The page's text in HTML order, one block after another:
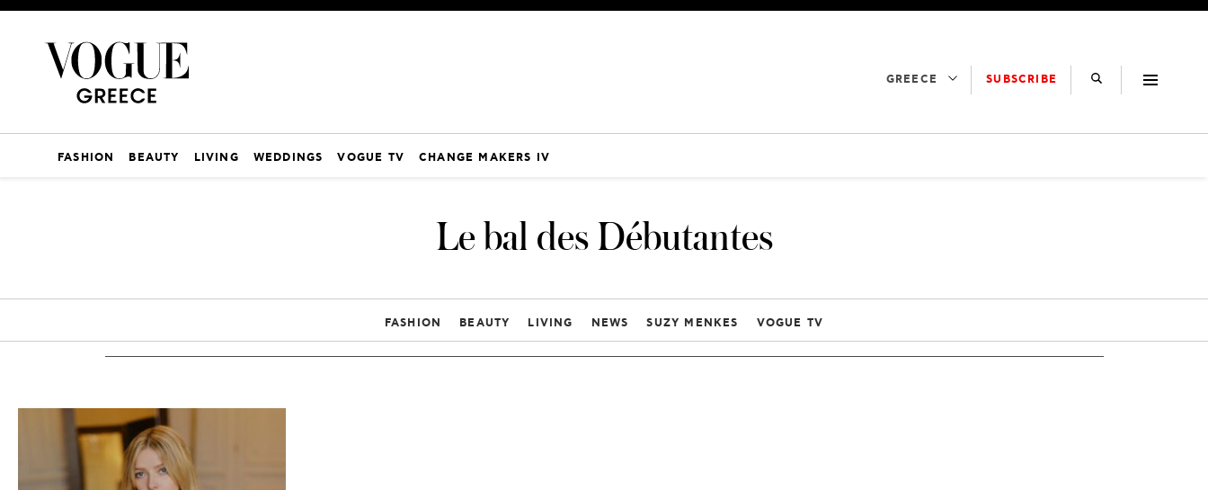
GREECE SUBSCRIBE
FASHION BEAUTY LIVING WEDDINGS VOGUE TV CHANGE MAKERS IV
Le bal des Débutantes
FASHION BEAUTY LIVING NEWS SUZY MENKES VOGUE TV